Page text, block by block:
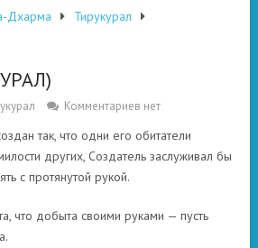
Дхарма
Тирукурал
Комментариев нет
так, что одни его обитатели
других, Создатель заслуживал бы
с протянутой рукой.
что добыта своими руками — пусть